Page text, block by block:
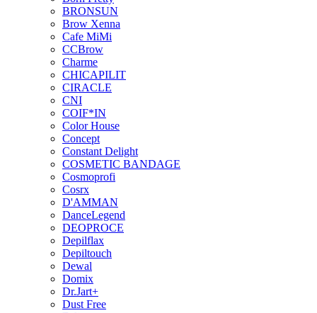
BRONSUN
Brow Xenna
Cafe MiMi
CCBrow
Charme
CHICAPILIT
CIRACLE
CNI
COIF*IN
Color House
Concept
Constant Delight
COSMETIC BANDAGE
Cosmoprofi
Cosrx
D'AMMAN
DanceLegend
DEOPROCE
Depilflax
Depiltouch
Dewal
Domix
Dr.Jart+
Dust Free